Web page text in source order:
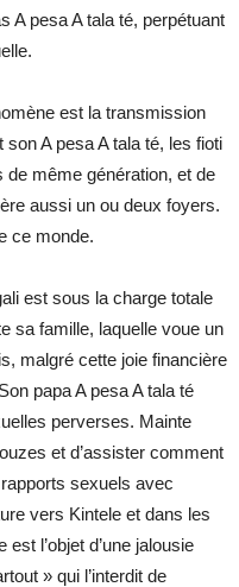
A pesa A tala té, perpétuant
est la transmission
A pesa A tala té, les fioti
même génération, et de
aussi un ou deux foyers.
ce monde.
est sous la charge totale
sa famille, laquelle voue un
malgré cette joie financière
papa A pesa A tala té
perverses. Mainte
et d’assister comment
sexuels avec
vers Kintele et dans les
l’objet d’une jalousie
» qui l’interdit de